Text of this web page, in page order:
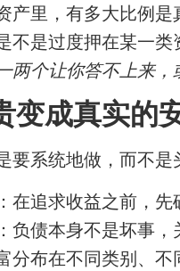
产里，有多大比例
不是过度押在某一
两个让你答不上来
变成真实的
要系统地做，而不是
在追求收益之前，
负债本身不是坏事
分布在不同类别、不